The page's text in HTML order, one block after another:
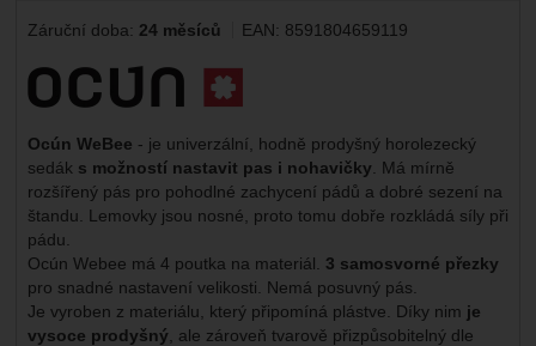
Záruční doba: 24 měsíců EAN: 8591804659119
Výrobce:
Ocún WeBee - je univerzální, hodně prodyšný horolezecký
sedák s možností nastavit pas i nohavičky . Má mírně
rozšířený pás pro pohodlné zachycení pádů a dobré sezení na
štandu. Lemovky jsou nosné, proto tomu dobře rozkládá síly při
pádu.
Ocún Webee má 4 poutka na materiál. 3 samosvorné přezky
pro snadné nastavení velikosti. Nemá posuvný pás.
Je vyroben z materiálu, který připomíná plástve. Díky nim je
vysoce prodyšný , ale zároveň tvarově přizpůsobitelný dle